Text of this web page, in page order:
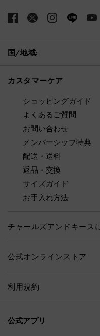
国/地域:
カスタマーケア
ショッピングガイド
よくあるご質問
お問い合わせ
メンバーシップ特典
配送・送料
返品・交換
サイズガイド
お手入れ方法
チャールズアンドキース
公式オンラインストア
利用規約
公式アプリ